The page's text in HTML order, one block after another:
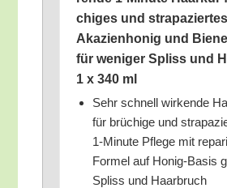
chi­ges und
Aka­zi­en­ho­nig und
für weni­ger Spliss und
1 x 340 ml
Sehr schnell wir­ken­de
für brü­chi­ge und
1‑Minute Pfle­ge mit
For­mel auf Honig-Basis
Spliss und Haarbruch